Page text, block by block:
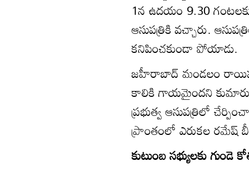
1న ఉదయం 9.30
ఆసుపత్రికి వచ్చారు.
కనిపించకుండా పోయాడు.
జహీరాబాద్‌ మండలం
కాలికి గాయమైందని
ప్రభుత్వ ఆసుపత్రిలో
ప్రాంతంలో ఎరుకల రమేష్‌
కుటుంబ సభ్యులకు గుండె